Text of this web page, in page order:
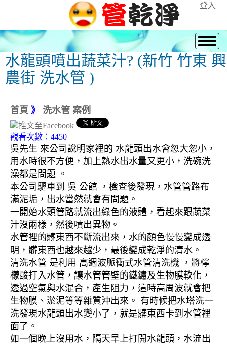
登入
水龍頭噴出蔬菜汁? (新竹 竹東 興
農街 洗水管 )
首頁 》 洗水管 案例
觀看次數：4450
吳先生 來公司說明家裡的 水龍頭出水會忽大忽小，
用水時很不方便，加上熱水出水量又更小，洗碗洗
澡都是問題 。
本公司驅車到 吳 公館 ，檢查後發現，水管管路布
滿泥垢，出水當然就會有問題。
一開始水頭管路就流出綠色的液體，看起來跟蔬菜
汁沒兩樣，然後噴出異物。
水管裡的髒東西不斷流出來，水的顏色慢慢變成透
明，髒東西也越來越少，最後變成乾淨的清水。
清洗水管 是利用 高週波脈衝式水管清洗機 ，將檸
檬酸打入水管，讓水管管壁的鐵鏽及生物膜軟化，
透過空氣與水混合，產生阻力，這時高周波就會把
生物膜、淤泥等等雜質沖出來。 有時候把水塔洗一
洗發現水龍頭出水變小了，就是髒東西卡到水管裡
面了。
如一個晚上沒用水，隔天早上打開水龍頭，水流出